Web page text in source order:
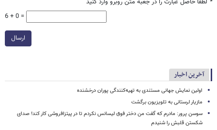
* لطفا حاصل عبارت را در جعبه متن روبرو وارد کنید
6 + 0 =
ارسال
آخرین اخبار
اولین نمایش جهانی مستندی به تهیه‌کنندگی پوران درخشنده
مازیار لرستانی به تلویزیون برگشت
سوسن پرور: مادرم که گفت من دختر فوق‌ لیسانس نکردم تا در پیتزافروشی کار کند! صدای
شکستن قلبش را شنیدم